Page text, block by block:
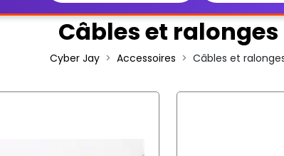
Câbles et ralonges
Cyber Jay Accessoires Câbles et